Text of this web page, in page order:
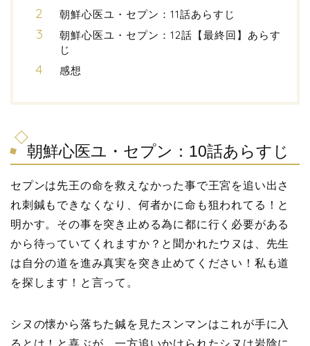
朝鮮心医ユ・セプン：11話あらすじ
朝鮮心医ユ・セプン：12話【最終回】あらす
じ
感想
朝鮮心医ユ・セプン：10話あらすじ
セプンは先王の命を救えなかった事で王宮を追い出さ
れ刺鍼もできなくなり、何者かに命も狙われてる！と
明かす。その事を突き止める為に都に行く必要がある
から待っていてくれますか？と聞かれたウヌは、先生
は自分の道を進み真実を突き止めてください！私も道
を探します！と言って。
シヌの懐から落ちた鍼を見たスンマンはこれが手に入